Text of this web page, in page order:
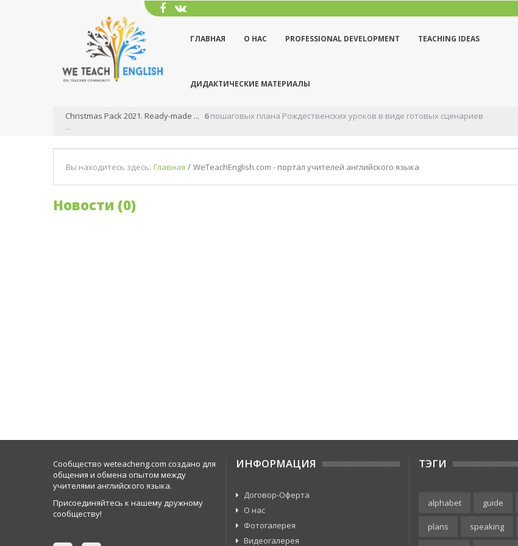
ГЛАВНАЯ О НАС PROFESSIONAL DEVELOPMENT TEACHING IDEAS
ДИДАКТИЧЕСКИЕ МАТЕРИАЛЫ
Pack 2021. Ready-made ... 6пошаговых плана Рождественских уроков в виде готовых сценариев Effective production stage for ...
Вы находитесь здесь: Главная / WeTeachEnglish.com - портал учителей английского языка
Новости (0)
Сообщество weteacheng.com создано для
общения и обмена опытом между
учителями английского языка.
Присоединяйтесь к нашему дружному
сообществу!
ИНФОРМАЦИЯ
Договор-Оферта
О нас
Фотогалерея
Видеогалерея
ТЭГИ
alphabet guide
plans speaking